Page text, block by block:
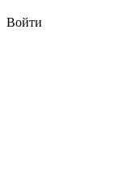
Войти